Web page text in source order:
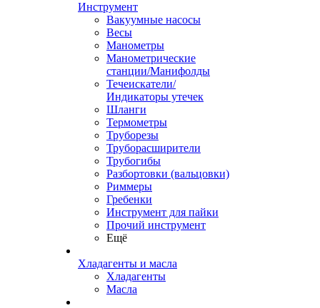
Инструмент
Вакуумные насосы
Весы
Манометры
Манометрические
станции/Манифолды
Течеискатели/
Индикаторы утечек
Шланги
Термометры
Труборезы
Труборасширители
Трубогибы
Разбортовки (вальцовки)
Риммеры
Гребенки
Инструмент для пайки
Прочий инструмент
Ещё
Хладагенты и масла
Хладагенты
Масла